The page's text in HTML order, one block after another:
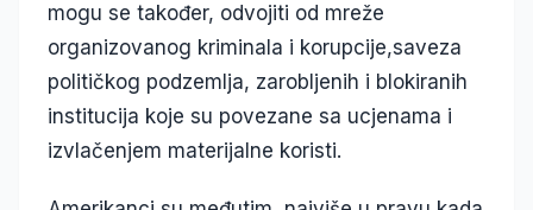
mogu se također, odvojiti od mreže
organizovanog kriminala i korupcije,saveza
političkog podzemlja, zarobljenih i blokiranih
institucija koje su povezane sa ucjenama i
izvlačenjem materijalne koristi.